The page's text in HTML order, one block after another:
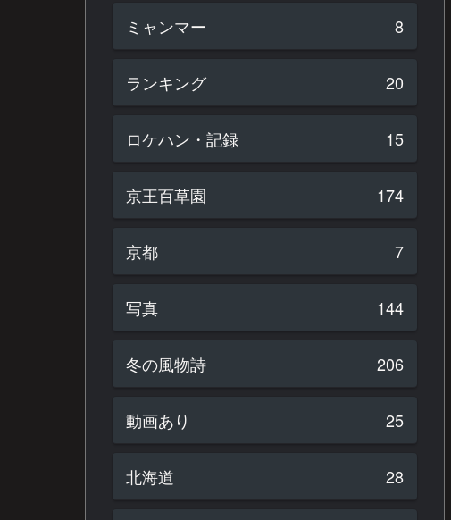
ミャンマー 8
ランキング 20
ロケハン・記録 15
京王百草園 174
京都 7
写真 144
冬の風物詩 206
動画あり 25
北海道 28